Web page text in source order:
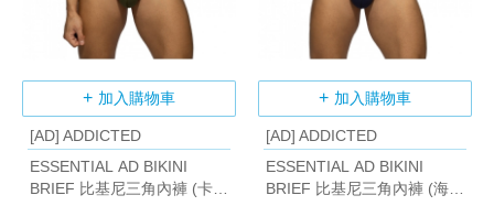
加入購物車
[AD] ADDICTED
ESSENTIAL AD BIKINI
BRIEF 比基尼三角內褲 (卡其
加入購物車
[AD] ADDICTED
ESSENTIAL AD BIKINI
BRIEF 比基尼三角內褲 (海军